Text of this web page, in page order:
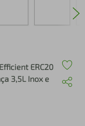
ERC20
3,5L Inox e